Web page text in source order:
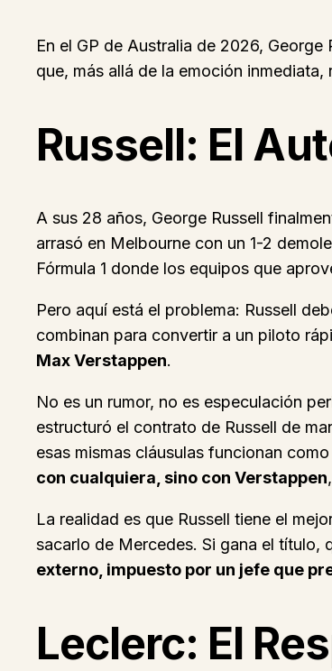
En el GP de Australia de 2026,
que, más allá de la emoción
Russell: El
A sus 28 años, George Russell
arrasó en Melbourne con un 1-2
Fórmula 1 donde los equipos que
Pero aquí está el problema: Russell
combinan para convertir a un piloto
Max Verstappen.
No es un rumor, no es especulación
estructuró el contrato de Russell de
esas mismas cláusulas funcionan
con cualquiera, sino con Verstappen
La realidad es que Russell tiene el
sacarlo de Mercedes. Si gana el título,
externo, impuesto por un jefe que
Leclerc: El